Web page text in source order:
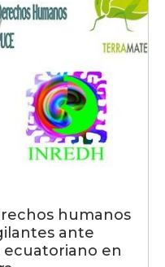
humanos
ante
ecuatoriano en